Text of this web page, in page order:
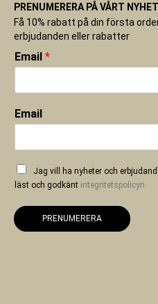
PRENUMERERA PÅ VÅRT
Få 10% rabatt på din första
erbjudanden eller rabatter
Email *
Email
Jag vill ha nyheter och
läst och godkänt integritetspolicyn
PRENUMERERA